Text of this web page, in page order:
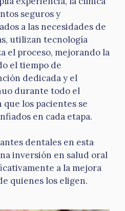
seguros y
a las necesidades de
utilizan tecnología
el proceso, mejorando la
el tiempo de
dedicada y el
durante todo el
los pacientes se
en cada etapa.
dentales en esta
inversión en salud oral
a la mejora
quienes los eligen.